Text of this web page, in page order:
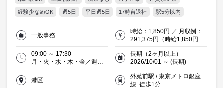
です。
経験少なめOK 週5日 平日週5日 17時台退社 駅5分以内
服装・髪型自由 オフィス禁煙・分煙 交通費支給 Word
Excel PowerPoint ミドル(40代)活躍中
派遣社員就業中 金融
一般事務
時給：1,850円 ／ 月収例：
291,375円（時給1,850円×
実働7時間30分×月21日）※
交通費支給（当社規定あ
り）
09:00 ～ 17:30
月・火・水・木・金／週５
日
長期（2ヶ月以上）
2026/10/01 ～ (長期)
港区
外苑前駅 / 東京メトロ銀座
線 徒歩1分